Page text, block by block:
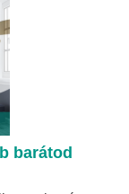
barátod